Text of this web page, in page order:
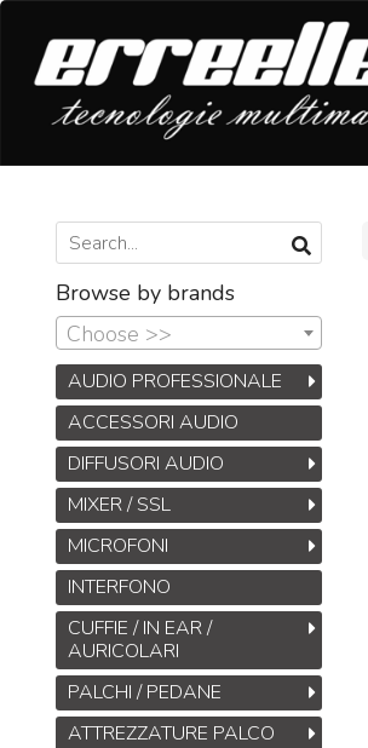
Browse by brands
Choose >>
AUDIO PROFESSIONALE
ACCESSORI AUDIO
DIFFUSORI AUDIO
MIXER / SSL
MICROFONI
INTERFONO
CUFFIE / IN EAR /
AURICOLARI
PALCHI / PEDANE
ATTREZZATURE PALCO